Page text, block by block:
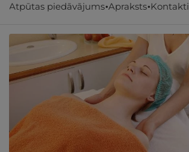
Atpūtas piedāvājums Apraksts Kontakti
Līdzīgi atpūtas piedāvājumi